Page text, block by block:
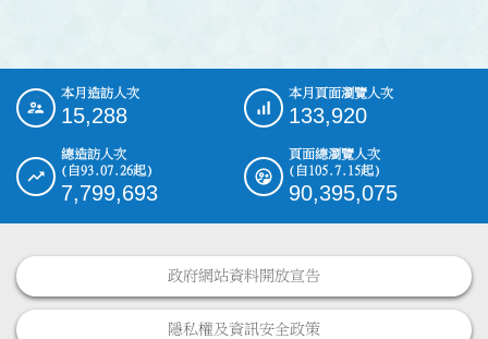
::: 本月造訪人次
15,288
本月頁面瀏覽人次
133,920
總造訪人次
(自93.07.26起)
7,799,693
頁面總瀏覽人次
(自105.7.15起)
90,395,075
政府網站資料開放宣告
隱私權及資訊安全政策